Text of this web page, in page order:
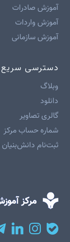
آموزش صادرات
آموزش واردات
آموزش سازمانی
دسترسی سریع
وبلاگ
دانلود
گالری تصاویر
شماره حساب مرکز
ثبت‌نام دانش‌بنیان (تا ۹۰%